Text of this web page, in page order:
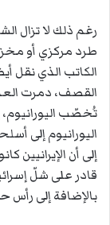
رغم ذلك لا تزال
طرد مركزي أو
الكاتب الذي نقل
القصف، دمرت
تُخصّب اليورانيوم،
اليورانيوم إلى
قادر على شلّ
بالإضافة إلى